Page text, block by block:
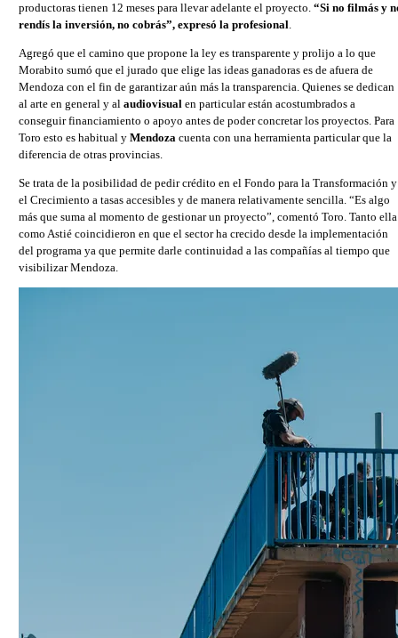
productoras tienen 12 meses para llevar adelante el proyecto. “Si no filmás y
rendís la inversión, no cobrás”, expresó la profesional.
Agregó que el camino que propone la ley es transparente y prolijo a lo que
Morabito sumó que el jurado que elige las ideas ganadoras es de afuera de
Mendoza con el fin de garantizar aún más la transparencia. Quienes se dedican
al arte en general y al audiovisual en particular están acostumbrados a
conseguir financiamiento o apoyo antes de poder concretar los proyectos. Para
Toro esto es habitual y Mendoza cuenta con una herramienta particular que la
diferencia de otras provincias.
Se trata de la posibilidad de pedir crédito en el Fondo para la Transformación y
el Crecimiento a tasas accesibles y de manera relativamente sencilla. “Es algo
más que suma al momento de gestionar un proyecto”, comentó Toro. Tanto ella
como Astié coincidieron en que el sector ha crecido desde la implementación
del programa ya que permite darle continuidad a las compañías al tiempo que
visibilizar Mendoza.